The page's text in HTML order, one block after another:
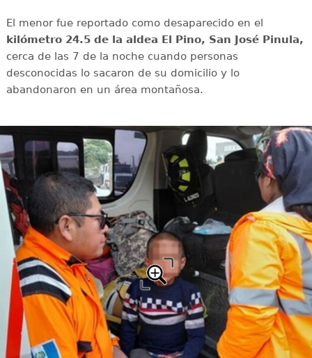
El menor fue reportado como desaparecido en el
kilómetro 24.5 de la aldea El Pino, San José Pinula,
cerca de las 7 de la noche cuando personas
desconocidas lo sacaron de su domicilio y lo
abandonaron en un área montañosa.